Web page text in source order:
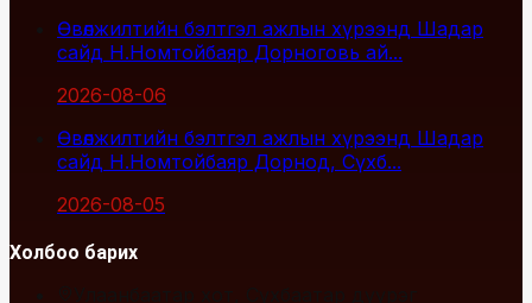
Өвөлжилтийн бэлтгэл ажлын хүрээнд Шадар
сайд Н.Номтойбаяр Дорноговь ай...
2026-08-06
Өвөлжилтийн бэлтгэл ажлын хүрээнд Шадар
сайд Н.Номтойбаяр Дорнод, Сүхб...
2026-08-05
Холбоо барих